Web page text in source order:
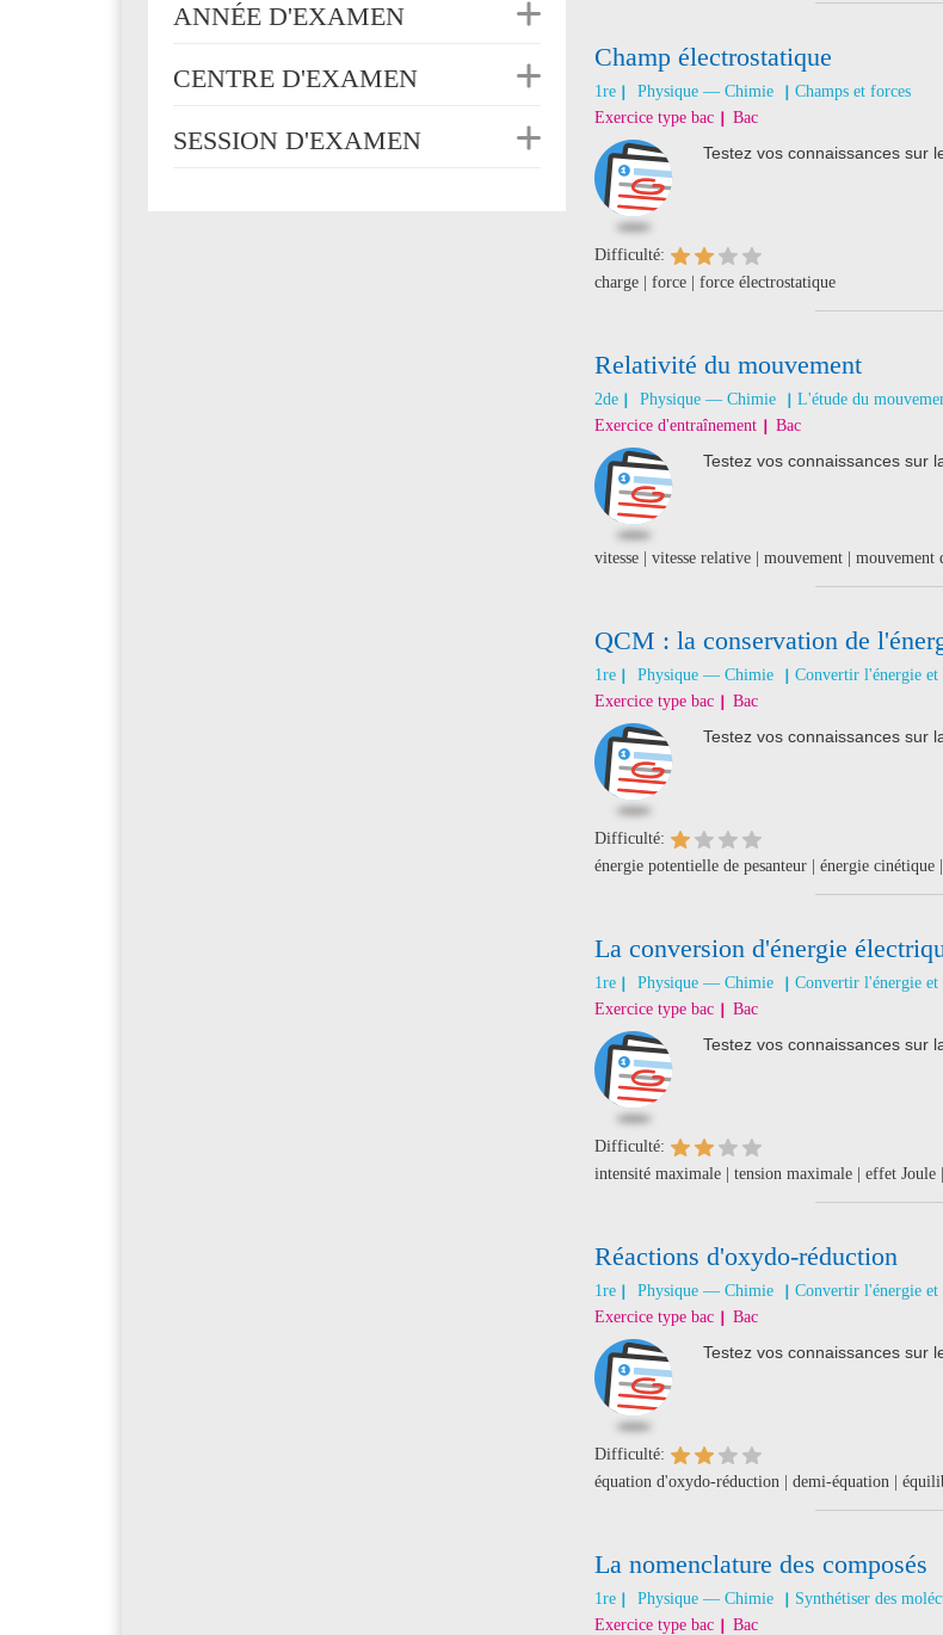
ANNÉE D'EXAMEN
CENTRE D'EXAMEN
SESSION D'EXAMEN
Champ électrostatique
1re Physique — Chimie
Champs et forces
Exercice type bac Bac
Testez vos connaissances sur
Difficulté:
charge | force | force électrostatique
Relativité du mouvement
2de Physique — Chimie
L'étude du
Exercice d'entraînement Bac
Testez vos connaissances sur
vitesse | vitesse relative | mouvement |
QCM : la conservation de
1re Physique — Chimie
Convertir l'énergie et
Exercice type bac Bac
Testez vos connaissances sur
Difficulté:
énergie potentielle de pesanteur | énergie cinétique
La conversion d'énergie
1re Physique — Chimie
Convertir l'énergie et
Exercice type bac Bac
Testez vos connaissances sur
Difficulté:
intensité maximale | tension maximale | effet Joule
Réactions d'oxydo-réduction
1re Physique — Chimie
Convertir l'énergie et
Exercice type bac Bac
Testez vos connaissances sur
Difficulté:
équation d'oxydo-réduction | demi-équation |
La nomenclature des composés
1re Physique — Chimie
Synthétiser des
Exercice type bac Bac